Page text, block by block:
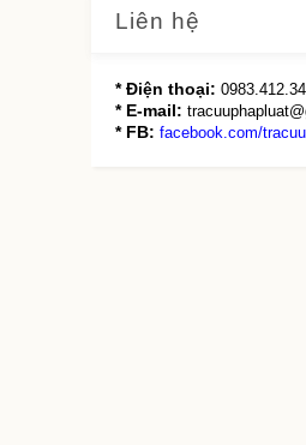
Liên hệ
* Điện thoại:
* E-mail:
* FB: facebook.com/